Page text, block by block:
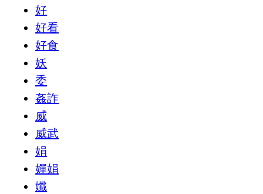
好
好看
好食
妖
委
姦詐
威
威武
娟
嬋娟
孅